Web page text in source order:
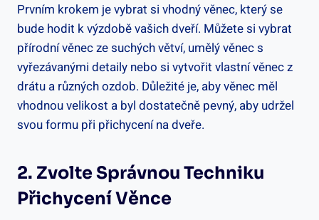
Prvním krokem je vybrat ‍si vhodný věnec, který se
bude hodit k výzdobě vašich dveří. Můžete si​ vybrat
přírodní věnec ze suchých větví, umělý ⁢věnec s
vyřezávanými detaily nebo si ‍vytvořit vlastní věnec z
drátu a různých ozdob. Důležité je,⁢ aby věnec měl⁤
vhodnou velikost a byl dostatečně pevný, ⁤aby udržel
svou formu ⁢při přichycení na dveře.
2. Zvolte Správnou Techniku
Přichycení Věnce